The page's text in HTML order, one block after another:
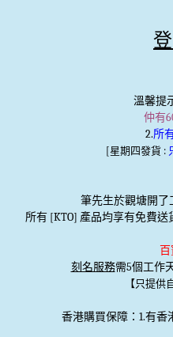
溫馨提
仲有
2.所
[星期四發貨 :
筆先生於觀塘開了
所有 [KTO] 產品均享有免費
百
刻名服務需5個工作
【只提供
香港購買保障：1.有